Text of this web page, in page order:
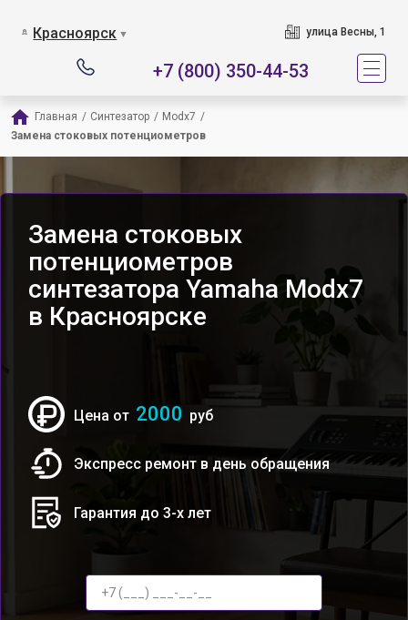
Красноярск ▼ улица Весны, 1
+7 (800) 350-44-53
Главная / Синтезатор / Modx7 /
Замена стоковых потенциометров
Замена стоковых
потенциометров
синтезатора Yamaha Modx7
в Красноярске
Цена от 2000 руб
Экспресс ремонт в день обращения
Гарантия до 3-х лет